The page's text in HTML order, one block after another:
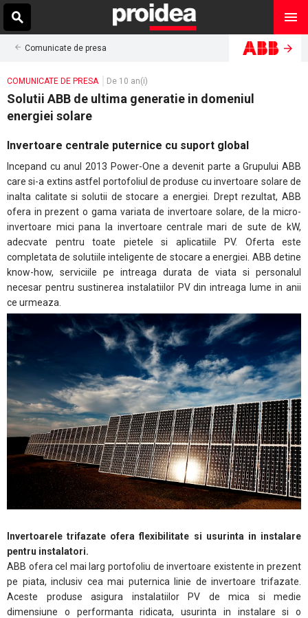
Comunicate de presa
COMUNICATE DE PRESA De 10 an(i)
Solutii ABB de ultima generatie in domeniul
energiei solare
Invertoare centrale puternice cu suport global
Incepand cu anul 2013 Power-One a devenit parte a Grupului ABB
care si-a extins astfel portofoliul de produse cu invertoare solare de
inalta calitate si solutii de stocare a energiei. Drept rezultat, ABB
ofera in prezent o gama variata de invertoare solare, de la micro-
invertoare mici pana la invertoare centrale mari de sute de kW,
adecvate pentru toate pietele si aplicatiile PV. Oferta este
completata de solutiile inteligente de stocare a energiei. ABB detine
know-how, serviciile pe intreaga durata de viata si personalul
necesar pentru sustinerea instalatiilor PV din intreaga lume in anii
ce urmeaza.
Invertoarele trifazate ofera flexibilitate si usurinta in instalare
pentru instalatori.
ABB ofera cel mai larg portofoliu de invertoare existente in prezent
pe piata, inclusiv cea mai puternica linie de invertoare trifazate.
Aceste produse asigura instalatiilor PV de mica si medie
dimensiune o performanta ridicata, usurinta in instalare si o